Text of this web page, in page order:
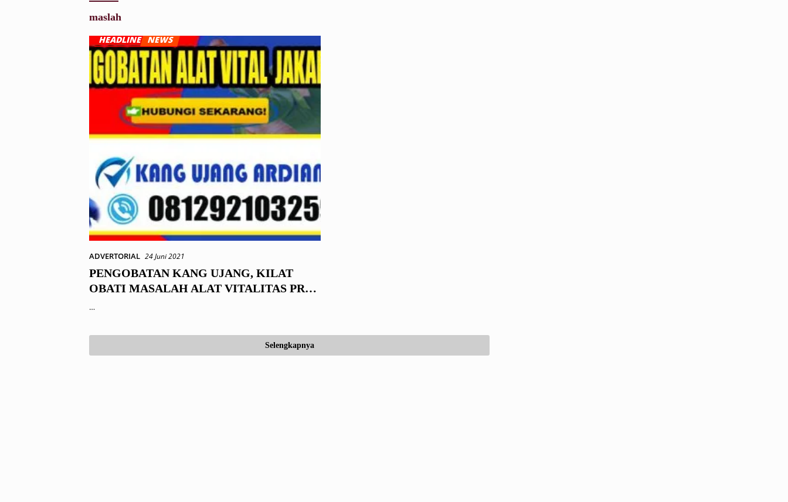
maslah
ADVERTORIAL 24 Juni 2021
PENGOBATAN KANG UJANG, KILAT
OBATI MASALAH ALAT VITALITAS PRIA
…
Selengkapnya